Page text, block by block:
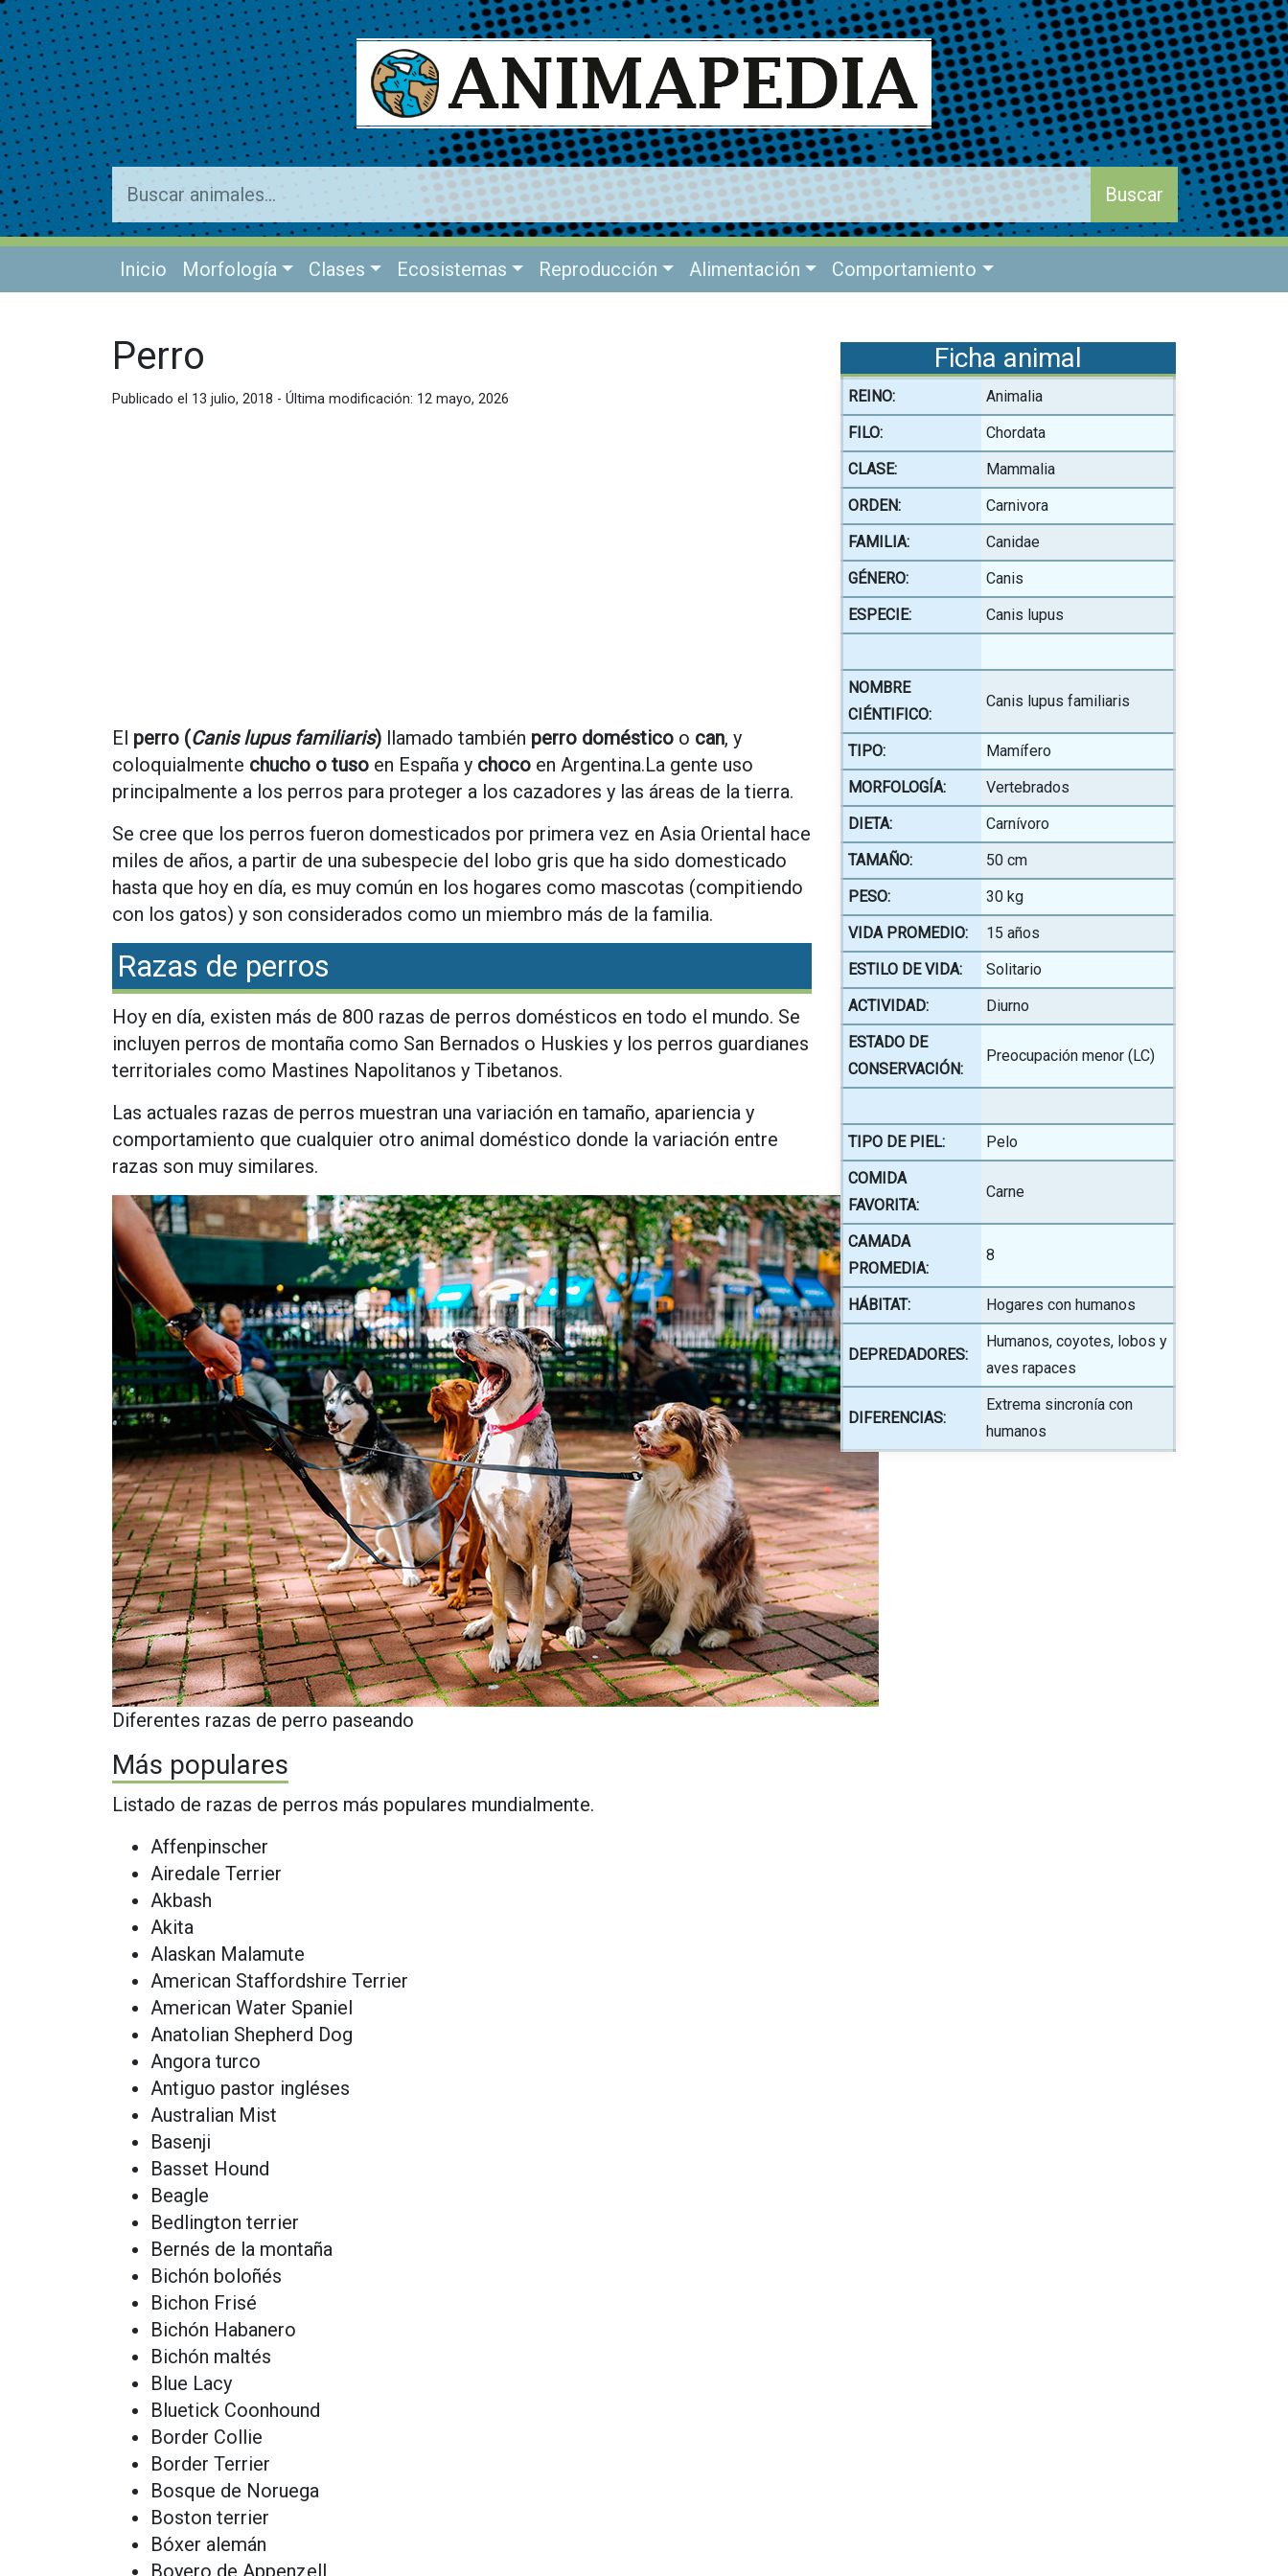
Inicio Morfología Clases Ecosistemas Reproducción Alimentación Comportamiento
Perro
Publicado el 13 julio, 2018 - Última modificación: 12 mayo, 2026
El perro (Canis lupus familiaris) llamado también perro doméstico o can, y
coloquialmente chucho o tuso en España y choco en Argentina.La gente uso
principalmente a los perros para proteger a los cazadores y las áreas de la tierra.
Se cree que los perros fueron domesticados por primera vez en Asia Oriental hace
miles de años, a partir de una subespecie del lobo gris que ha sido domesticado
hasta que hoy en día, es muy común en los hogares como mascotas (compitiendo
con los gatos) y son considerados como un miembro más de la familia.
Razas de perros
Hoy en día, existen más de 800 razas de perros domésticos en todo el mundo. Se
incluyen perros de montaña como San Bernados o Huskies y los perros guardianes
territoriales como Mastines Napolitanos y Tibetanos.
Las actuales razas de perros muestran una variación en tamaño, apariencia y
comportamiento que cualquier otro animal doméstico donde la variación entre
razas son muy similares.
Diferentes razas de perro paseando
Más populares
Listado de razas de perros más populares mundialmente.
Affenpinscher
Airedale Terrier
Akbash
Akita
Alaskan Malamute
American Staffordshire Terrier
American Water Spaniel
Anatolian Shepherd Dog
Angora turco
Antiguo pastor inglés​es
Australian Mist
Basenji
Basset Hound
Beagle
Bedlington terrier
Bernés de la montaña
Bichón boloñés
Bichon Frisé
Bichón Habanero
Bichón maltés
Blue Lacy
Bluetick Coonhound
Border Collie
Border Terrier
Bosque de Noruega
Boston terrier
Bóxer alemán
Boyero de Appenzell
Ficha animal
REINO:
Animalia
FILO:
Chordata
CLASE:
Mammalia
ORDEN:
Carnivora
FAMILIA:
Canidae
GÉNERO:
Canis
ESPECIE:
Canis lupus
NOMBRE
CIÉNTIFICO:
Canis lupus familiaris
TIPO:
Mamífero
MORFOLOGÍA:
Vertebrados
DIETA:
Carnívoro
TAMAÑO:
50 cm
PESO:
30 kg
VIDA PROMEDIO:
15 años
ESTILO DE VIDA:
Solitario
ACTIVIDAD:
Diurno
ESTADO DE
CONSERVACIÓN:
Preocupación menor (LC)
TIPO DE PIEL:
Pelo
COMIDA
FAVORITA:
Carne
CAMADA
PROMEDIA:
8
HÁBITAT: Hogares con humanos
DEPREDADORES:
Humanos, coyotes, lobos y
aves rapaces
DIFERENCIAS:
Extrema sincronía con
humanos